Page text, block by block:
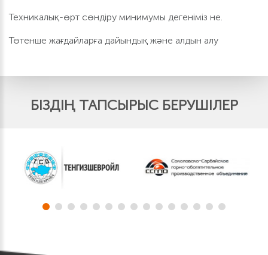
Техникалық-өрт сөндіру минимумы дегеніміз не.
Төтенше жағдайларға дайындық және алдын алу
БІЗДІҢ ТАПСЫРЫС БЕРУШІЛЕР